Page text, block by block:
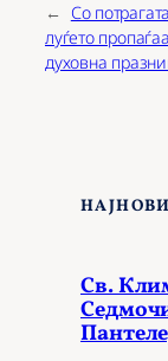
←
Со
луѓето
духовна
Св.